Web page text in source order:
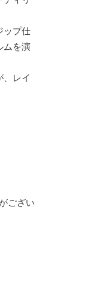
ップ仕
ムを演
、レイ
ござい